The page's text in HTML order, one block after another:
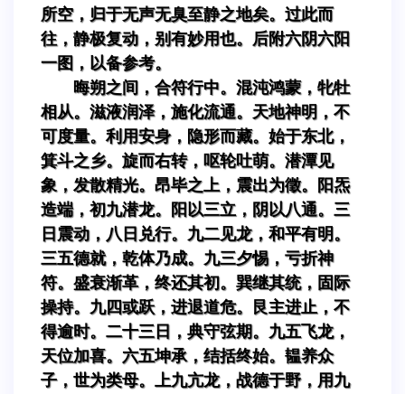
所空，归于无声无臭至静之地矣。过此而
往，静极复动，别有妙用也。后附六阴六阳
一图，以备参考。
晦朔之间，合符行中。混沌鸿蒙，牝牡
相从。滋液润泽，施化流通。天地神明，不
可度量。利用安身，隐形而藏。始于东北，
箕斗之乡。旋而右转，呕轮吐萌。潜潭见
象，发散精光。昂毕之上，震出为徵。阳炁
造端，初九潜龙。阳以三立，阴以八通。三
日震动，八日兑行。九二见龙，和平有明。
三五德就，乾体乃成。九三夕惕，亏折神
符。盛衰渐革，终还其初。巽继其统，固际
操持。九四或跃，进退道危。艮主进止，不
得逾时。二十三日，典守弦期。九五飞龙，
天位加喜。六五坤承，结括终始。韫养众
子，世为类母。上九亢龙，战德于野，用九